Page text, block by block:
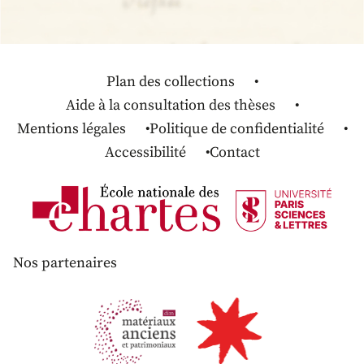
Plan des collections
Aide à la consultation des thèses
Mentions légales
Politique de confidentialité
Accessibilité
Contact
Nos partenaires